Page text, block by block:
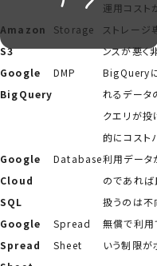
運用コスト
Amazon
S3
Storage
ストレージ
ンスが悪く
Google
BigQuery
DMP
BigQuery
れるデータ
クエリが投
的にコスト
Google
Cloud
SQL
Database利用データ
のであれば
扱うのは不
Google
Spread
Spread
Sheet
無償で利用
いう制限が